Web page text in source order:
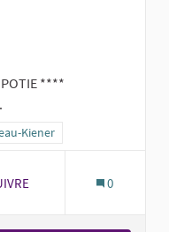
****
de vie
pour le secteur : Quartier
Kiener
0